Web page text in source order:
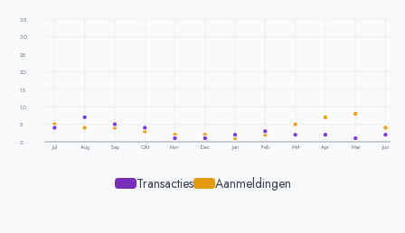
35
30
25
20
15
10
5
0
Jul Aug Sep Okt Nov Dec Jan Feb Mrt Apr Mei Jun
Transacties Aanmeldingen